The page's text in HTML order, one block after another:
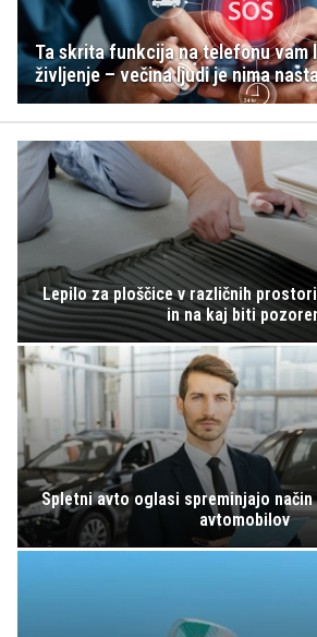
Ta skrita funkcija na telefonu vam
življenje – večina ljudi je nima
Lepilo za ploščice v različnih
in na kaj biti
Spletni avto oglasi spreminjajo način
avtomobilov